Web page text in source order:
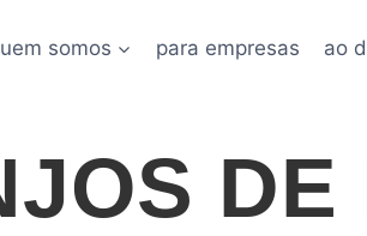
somos para empresas ao
DE